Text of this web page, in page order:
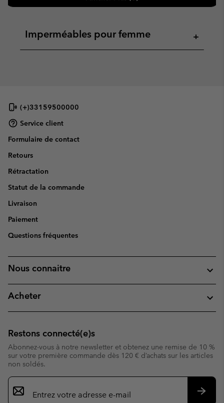
Imperméables pour femme +
(+)33159500000
Service client
Formulaire de contact
Retours
Rétractation
Statut de la commande
Livraison
Paiement
Questions fréquentes
Nous connaitre
Acheter
Restons connecté(e)s
Abonnez-vous à notre newsletter et obtenez une remise de 10 %
sur votre première commande dès 120 € d’achats sur les articles
non soldés.
Inscription
par